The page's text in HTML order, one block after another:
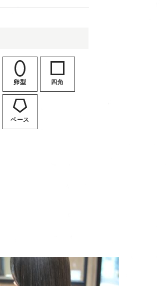
卵型 四角
ベース